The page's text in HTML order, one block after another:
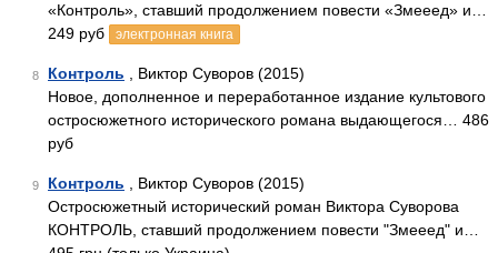
«Контроль», ставший продолжением повести «Змееед» и…
249 руб
электронная книга
8 Контроль , Виктор Суворов (2015)
Новое, дополненное и переработанное издание культового
остросюжетного исторического романа выдающегося… 486
руб
9 Контроль , Виктор Суворов (2015)
Остросюжетный исторический роман Виктора Суворова
КОНТРОЛЬ, ставший продолжением повести "Змееед" и…